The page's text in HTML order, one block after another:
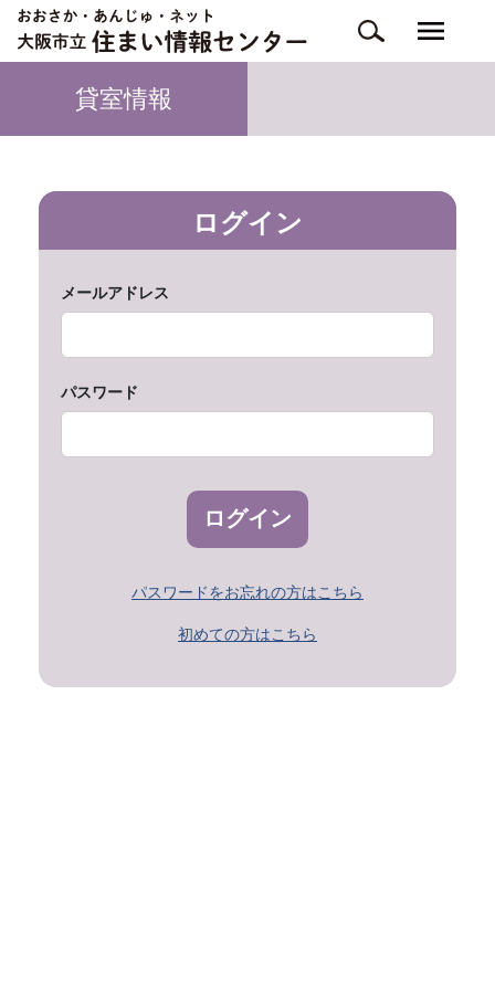
貸室情報
ログイン
メールアドレス
パスワード
ログイン
パスワードをお忘れの方はこちら
初めての方はこちら